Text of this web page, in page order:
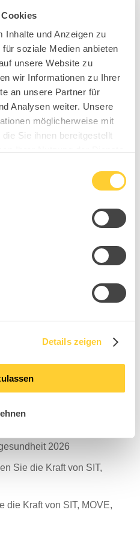
Inhalte und Anzeigen zu
soziale Medien anbieten
unsere Website zu
wir Informationen zu Ihrer
an unsere Partner für
Analysen weiter. Unsere
möglicherweise mit
Sie ihnen bereitgestellt
Details zeigen
2026
Sie die Kraft von SIT,
die Kraft von SIT, MOVE,